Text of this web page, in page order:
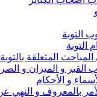
التوبة
التوبة
المتعلقة بالتوبة
القبر و الميزان و
و الأحكام
بالمعروف و النهي عن